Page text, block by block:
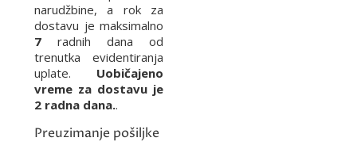
narudžbine, a rok za
dostavu je maksimalno
7 radnih dana od
trenutka evidentiranja
uplate. Uobičajeno
vreme za dostavu je
2 radna dana..
Preuzimanje pošiljke